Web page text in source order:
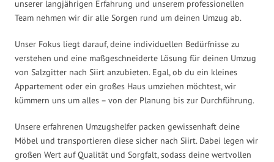
unserer langjährigen Erfahrung und unserem professionellen
Team nehmen wir dir alle Sorgen rund um deinen Umzug ab.
Unser Fokus liegt darauf, deine individuellen Bedürfnisse zu
verstehen und eine maßgeschneiderte Lösung für deinen Umzug
von Salzgitter nach Siirt anzubieten. Egal, ob du ein kleines
Appartement oder ein großes Haus umziehen möchtest, wir
kümmern uns um alles – von der Planung bis zur Durchführung.
Unsere erfahrenen Umzugshelfer packen gewissenhaft deine
Möbel und transportieren diese sicher nach Siirt. Dabei legen wir
großen Wert auf Qualität und Sorgfalt, sodass deine wertvollen